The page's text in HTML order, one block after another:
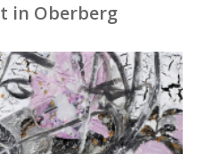
in Oberberg